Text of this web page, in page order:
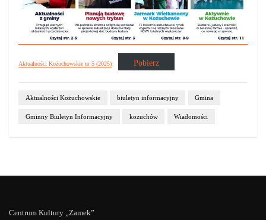
Aktualności Kożuchowskie nr 5 (2025) Pobierz
Aktualności Kożuchowskie biuletyn informacyjny Gmina
Gminny Biuletyn Informacyjny kożuchów Wiadomości
Centrum Kultury „Zamek”